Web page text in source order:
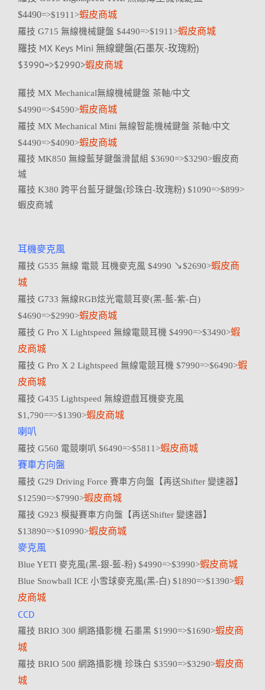
$4490=>$1911>蝦皮商城
羅技 G715 無線機械鍵盤 $4490=>$1911>蝦皮商城
羅技 MX Keys Mini 無線鍵盤(石墨灰-玫瑰粉)
$3990=>$2990>蝦皮商城
羅技 MX Mechanical無線機械鍵盤 茶軸/中文
$4990=>$4590>蝦皮商城
羅技 MX Mechanical Mini 無線智能機械鍵盤 茶軸/中文
$4490=>$4090>蝦皮商城
羅技 MK850 無線藍芽鍵盤滑鼠組 $3690=>$3290>蝦皮商
城
羅技 K380 跨平台藍牙鍵盤(珍珠白-玫瑰粉) $1090=>$899>
蝦皮商城
耳機麥克風
羅技 G535 無線 電競 耳機麥克風 $4990 ↘$2690>蝦皮商
城
羅技 G733 無線RGB炫光電競耳麥(黑-藍-紫-白)
$4690=>$2990>蝦皮商城
羅技 G Pro X Lightspeed 無線電競耳機 $4990=>$3490>蝦
皮商城
羅技 G Pro X 2 Lightspeed 無線電競耳機 $7990=>$6490>蝦
皮商城
羅技 G435 Lightspeed 無線遊戲耳機麥克風
$1,790==>$1390>蝦皮商城
喇叭
羅技 G560 電競喇叭 $6490=>$5811>蝦皮商城
賽車方向盤
羅技 G29 Driving Force 賽車方向盤【再送Shifter 變速器】
$12590=>$7990>蝦皮商城
羅技 G923 模擬賽車方向盤【再送Shifter 變速器】
$13890=>$10990>蝦皮商城
麥克風
Blue YETI 麥克風(黑-銀-藍-粉) $4990=>$3990>蝦皮商城
Blue Snowball ICE 小雪球麥克風(黑-白) $1890=>$1390>蝦
皮商城
CCD
羅技 BRIO 300 網路攝影機 石墨黑 $1990=>$1690>蝦皮商
城
羅技 BRIO 500 網路攝影機 珍珠白 $3590=>$3290>蝦皮商
城